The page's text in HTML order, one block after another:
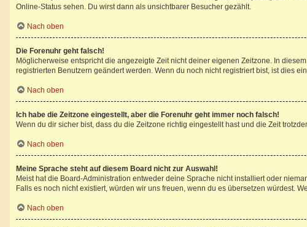
Online-Status sehen. Du wirst dann als unsichtbarer Besucher gezählt.
Nach oben
Die Forenuhr geht falsch!
Möglicherweise entspricht die angezeigte Zeit nicht deiner eigenen Zeitzone. In
registrierten Benutzern geändert werden. Wenn du noch nicht registriert bist, ist dies
Nach oben
Ich habe die Zeitzone eingestellt, aber die Forenuhr geht immer noch falsch!
Wenn du dir sicher bist, dass du die Zeitzone richtig eingestellt hast und die Zeit
Nach oben
Meine Sprache steht auf diesem Board nicht zur Auswahl!
Meist hat die Board-Administration entweder deine Sprache nicht installiert oder
Falls es noch nicht existiert, würden wir uns freuen, wenn du es übersetzen würdest.
Nach oben